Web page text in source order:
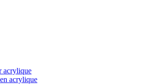
acrylique
acrylique